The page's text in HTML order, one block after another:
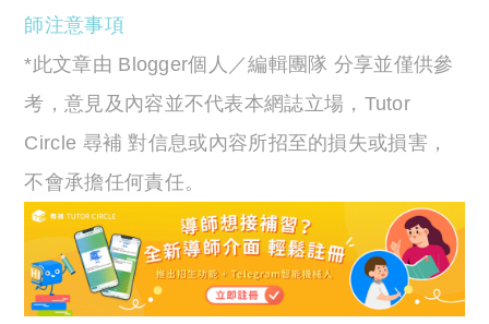
師注意事項
*此文章由 Blogger個人／編輯團隊 分享並僅供參
考，意見及內容並不代表本網誌立場，Tutor
Circle 尋補 對信息或內容所招至的損失或損害，
不會承擔任何責任。